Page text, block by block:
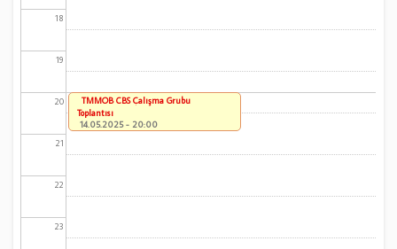
18
19
20
21
22
23
TMMOB CBS Çalışma Grubu
Toplantısı
14.05.2025 - 20:00